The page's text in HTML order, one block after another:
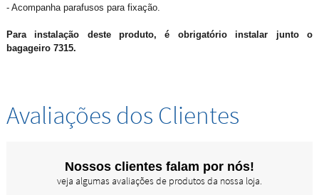
- Acompanha parafusos para fixação.
Para instalação deste produto, é obrigatório instalar junto o
bagageiro 7315.
Avaliações dos Clientes
Nossos clientes falam por nós!
veja algumas avaliações de produtos da nossa loja.